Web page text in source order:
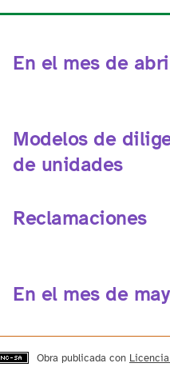
En el mes de
Modelos de
de unidades
Reclamaciones
En el mes de
Obra publicada con